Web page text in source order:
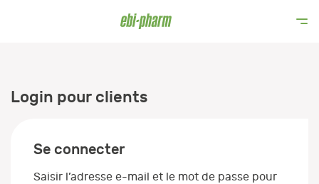
Login pour clients
Se connecter
Saisir l’adresse e-mail et le mot de passe pour